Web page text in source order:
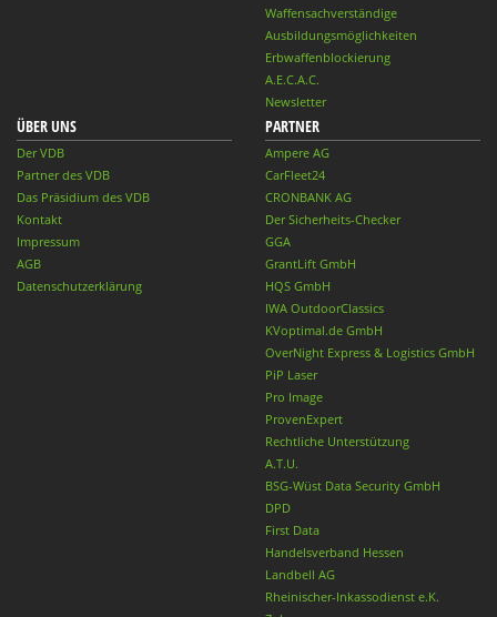
Waffensachverständige
Ausbildungsmöglichkeiten
Erbwaffenblockierung
A.E.C.A.C.
Newsletter
ÜBER UNS
Der VDB
Partner des VDB
Das Präsidium des VDB
Kontakt
Impressum
AGB
Datenschutzerklärung
PARTNER
Ampere AG
CarFleet24
CRONBANK AG
Der Sicherheits-Checker
GGA
GrantLift GmbH
HQS GmbH
IWA OutdoorClassics
KVoptimal.de GmbH
OverNight Express & Logistics GmbH
PiP Laser
Pro Image
ProvenExpert
Rechtliche Unterstützung
A.T.U.
BSG-Wüst Data Security GmbH
DPD
First Data
Handelsverband Hessen
Landbell AG
Rheinischer-Inkassodienst e.K.